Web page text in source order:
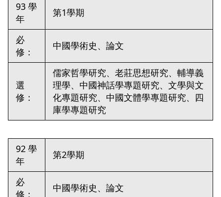
93 學
年
第1學期
必
修：
中國學術史、論文
選
修：
儒家哲學研究、老莊思想研究、輔導義
理學、中國神話學專題研究、文學與文
化專題研究、中國文體學專題研究、四
庫學專題研究
92 學
年
第2學期
必
修：
中國學術史、論文